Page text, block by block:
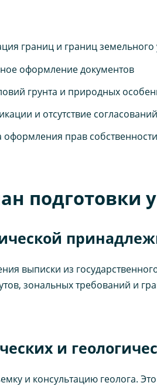
границ и границ земельного
оформление документов
грунта и природных
и отсутствие
прав собственности
подготовки
выписки из
зональных требований и
и
и консультацию геолога.